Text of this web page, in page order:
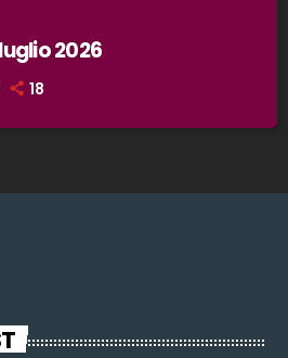
2026
18